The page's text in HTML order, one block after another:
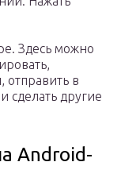
Здесь можно
в
сделать другие
Android-